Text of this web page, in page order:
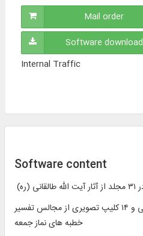
Mail order
Software download
Internal Traffic
Software content
نگارخانه ؛ شامل ۳۱ عنوان سخنرانی و ۱۴ کلیپ تصویری از مجالس تفسیر
خطبه های نماز جمعه